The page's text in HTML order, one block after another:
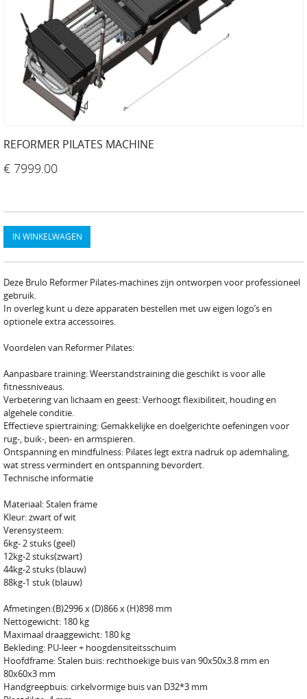
REFORMER PILATES MACHINE
€ 7999.00
IN WINKELWAGEN
Deze Brulo Reformer Pilates-machines zijn ontworpen voor professioneel
gebruik.
In overleg kunt u deze apparaten bestellen met uw eigen logo’s en
optionele extra accessoires.
Voordelen van Reformer Pilates:
Aanpasbare training: Weerstandstraining die geschikt is voor alle
fitnessniveaus.
Verbetering van lichaam en geest: Verhoogt flexibiliteit, houding en
algehele conditie.
Effectieve spiertraining: Gemakkelijke en doelgerichte oefeningen voor
rug-, buik-, been- en armspieren.
Ontspanning en mindfulness: Pilates legt extra nadruk op ademhaling,
wat stress vermindert en ontspanning bevordert.
Technische informatie
Materiaal: Stalen frame
Kleur: zwart of wit
Verensysteem:
6kg- 2 stuks (geel)
12kg-2 stuks(zwart)
44kg-2 stuks (blauw)
88kg-1 stuk (blauw)
Afmetingen:(B)2996 x (D)866 x (H)898 mm
Nettogewicht: 180 kg
Maximaal draaggewicht: 180 kg
Bekleding: PU-leer + hoogdensiteitsschuim
Hoofdframe: Stalen buis: rechthoekige buis van 90x50x3.8 mm en
80x60x3 mm
Handgreepbuis: cirkelvormige buis van D32*3 mm